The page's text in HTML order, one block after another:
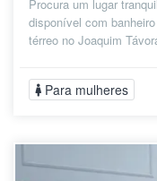
Procura um lugar
disponível com
térreo no Joaquim
Para mulheres